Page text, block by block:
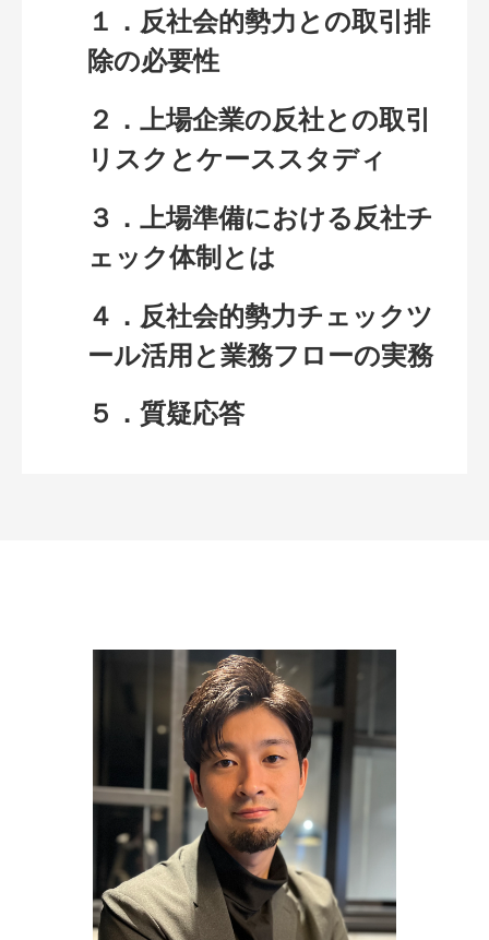
１．反社会的勢力との取引排
除の必要性
２．上場企業の反社との取引
リスクとケーススタディ
３．上場準備における反社チ
ェック体制とは
４．反社会的勢力チェックツ
ール活用と業務フローの実務
５．質疑応答